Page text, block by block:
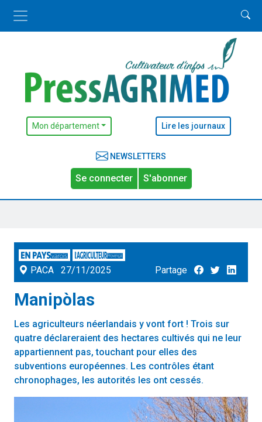
Mon département Lire les journaux
NEWSLETTERS
Se connecter S'abonner
PACA 27/11/2025 Partage
Manipòlas
Les agriculteurs néerlandais y vont fort ! Trois sur
quatre déclareraient des hectares cultivés qui ne leur
appartiennent pas, touchant pour elles des
subventions européennes. Les contrôles étant
chronophages, les autorités les ont cessés.